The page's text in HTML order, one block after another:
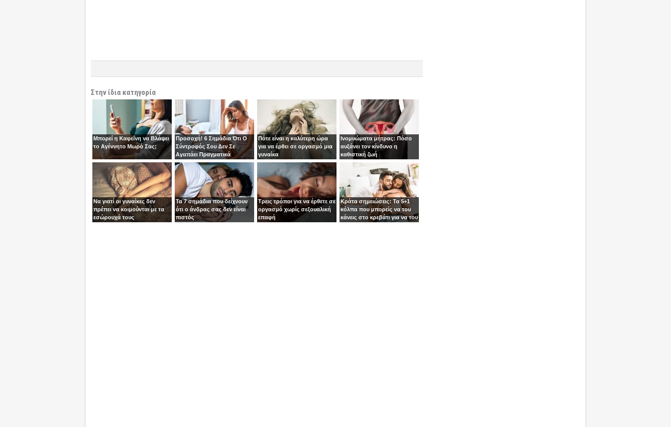
Στην ίδια κατηγορία
Μπορεί η Καφεΐνη να Βλάψει
το Αγέννητο Μωρό Σας;
Προσοχή! 6 Σημάδια Ότι Ο
Σύντροφός Σου Δεν Σε
Αγαπάει Πραγματικά
Πότε είναι η καλύτερη ώρα
για να έρθει σε οργασμό μια
γυναίκα
Ινομυώματα μήτρας: Πόσο
αυξάνει τον κίνδυνο η
καθιστική ζωή
Να γιατί οι γυναίκες δεν
πρέπει να κοιμούνται με τα
εσώρουχά τους
Τα 7 σημάδια που δείχνουν
ότι ο άνδρας σας δεν είναι
πιστός
Τρεις τρόποι για να έρθετε σε
οργασμό χωρίς σεξουαλική
επαφή
Κράτα σημειώσεις: Τα 5+1
κόλπα που μπορείς να του
κάνεις στο κρεβάτι για να του